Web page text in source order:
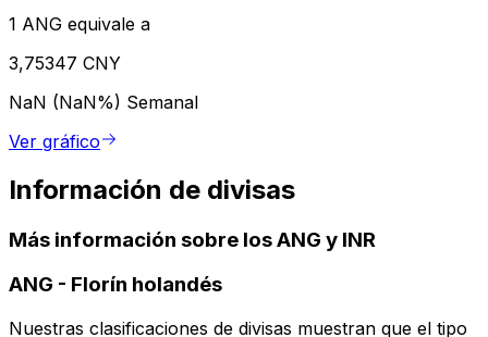
1 ANG equivale a
3,75347 CNY
NaN (NaN%) Semanal
Ver gráfico
Información de divisas
Más información sobre los ANG y INR
ANG - Florín holandés
Nuestras clasificaciones de divisas muestran que el tipo